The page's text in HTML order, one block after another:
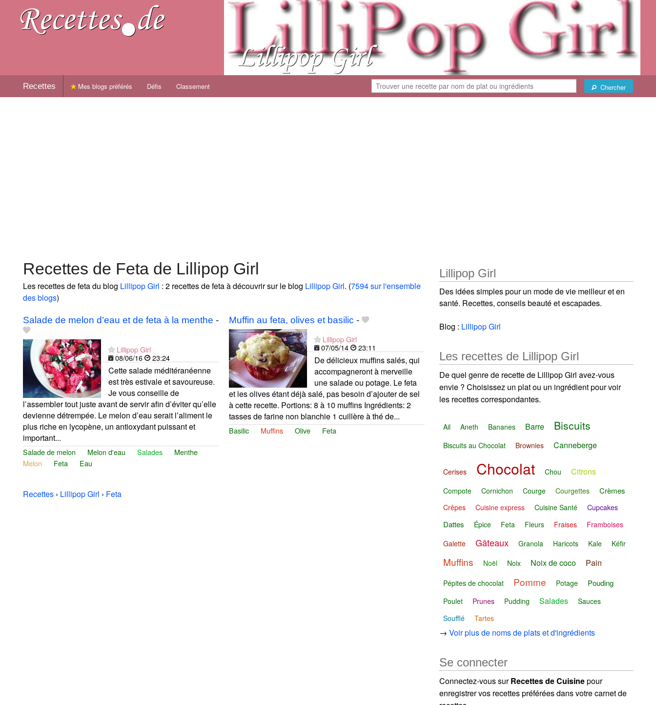
Recettes Chercher
Mes blogs préférés Défis Classement
Recettes de Feta de Lillipop Girl
Les recettes de feta du blog Lillipop Girl : 2 recettes de feta à découvrir sur le blog Lillipop Girl. (7594 sur l'ensemble
des blogs)
Salade de melon d’eau et de feta à la menthe -
Lillipop Girl
08/06/16
23:24
Cette salade méditéranéenne
est très estivale et savoureuse.
Je vous conseille de
l’assembler tout juste avant de servir afin d’éviter qu’elle
devienne détrempée. Le melon d’eau serait l’aliment le
plus riche en lycopène, un antioxydant puissant et
important...
Salade de melon Melon d'eau Salades
Menthe
Melon
Feta Eau
Muffin au feta, olives et basilic -
Lillipop Girl
07/05/14
23:11
De délicieux muffins salés, qui
accompagneront à merveille
une salade ou potage. Le feta
et les olives étant déjà salé, pas besoin d’ajouter de sel
à cette recette. Portions: 8 à 10 muffins Ingrédients: 2
tasses de farine non blanchie 1 cuillère à thé de...
Basilic Muffins Olive Feta
Recettes › Lillipop Girl › Feta
Lillipop Girl
Des idées simples pour un mode de vie meilleur et en
santé. Recettes, conseils beauté et escapades.
Blog : Lillipop Girl
Les recettes de Lillipop Girl
De quel genre de recette de Lillipop Girl avez-vous
envie ? Choisissez un plat ou un ingrédient pour voir
les recettes correspondantes.
Ail Aneth Bananes Barre Biscuits
Biscuits au Chocolat Brownies Canneberge
Cerises Chocolat Chou Citrons
Compote Cornichon Courge Courgettes Crèmes
Crêpes Cuisine express Cuisine Santé Cupcakes
Dattes Épice Feta Fleurs Fraises
Framboises
Galette
Gâteaux Granola Haricots Kale Kéfir
Muffins Noël Noix Noix de coco Pain
Pépites de chocolat Pomme Potage Pouding
Poulet Prunes Pudding Salades
Sauces
Soufflé
Tartes
→Voir plus de noms de plats et d'ingrédients
Se connecter
Connectez-vous surRecettes de Cuisinepour
enregistrer vos recettes préférées dans votre carnet de